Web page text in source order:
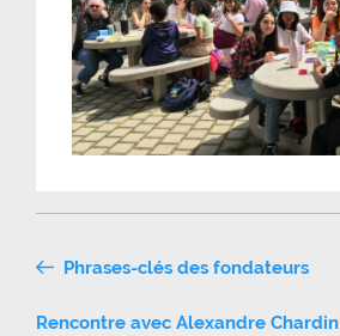
Navigation
de
Phrases-clés des fondateurs
Rencontre avec Alexandre Chardin